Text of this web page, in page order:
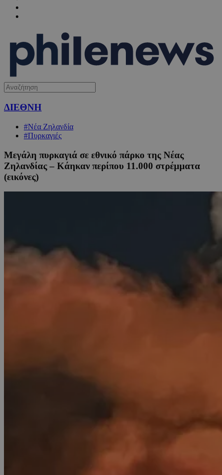
ΔΙΕΘΝΗ
#Νέα Ζηλανδία
#Πυρκαγιές
Μεγάλη πυρκαγιά σε εθνικό πάρκο της Νέας
Ζηλανδίας – Κάηκαν περίπου 11.000 στρέμματα
(εικόνες)